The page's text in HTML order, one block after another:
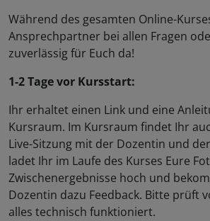
Während des gesamten Online-
Ansprechpartner bei allen Fragen
zuverlässig für Euch da!
1-2 Tage vor Kursstart:
Ihr erhaltet einen Link und eine
Kursraum. Im Kursraum findet Ihr
Live-Sitzung mit der Dozentin und
ladet Ihr im Laufe des Kurses Eure
Zwischenergebnisse hoch und
Dozentin dazu Feedback. Bitte prüft
alles technisch funktioniert.